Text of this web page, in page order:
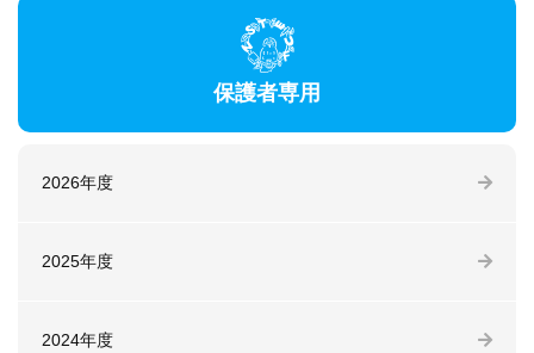
保護者専用
2026年度
2025年度
2024年度